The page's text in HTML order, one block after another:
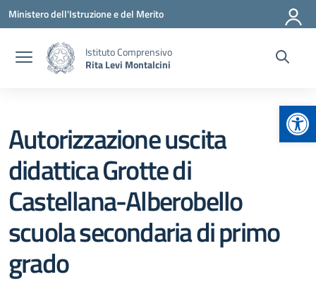
Vai ai contenuti
Vai al menu di navigazione
Vai al footer
Ministero dell'Istruzione e del Merito
Istituto Comprensivo
Rita Levi Montalcini
Autorizzazione uscita
didattica Grotte di
Castellana-Alberobello
scuola secondaria di primo
grado